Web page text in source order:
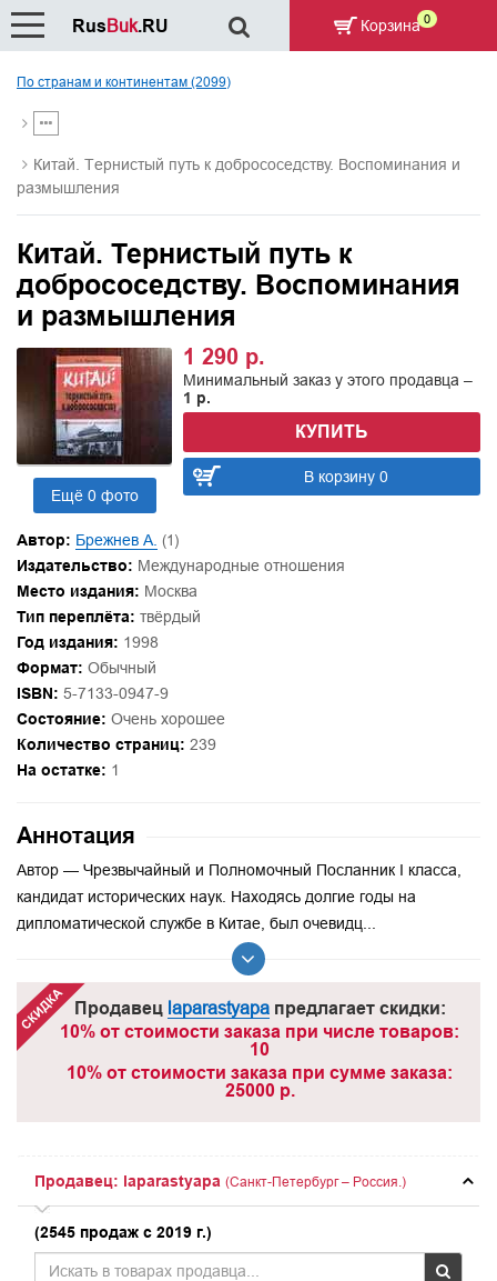
По странам и континентам (2099)
Китай. Тернистый путь к добрососедству. Воспоминания и
размышления
Китай. Тернистый путь к
добрососедству. Воспоминания
и размышления
Ещё 0 фото
1 290 р.
Минимальный заказ у этого продавца –
1 р.
КУПИТЬ
В корзину 0
Автор: Брежнев А. (1)
Издательство: Международные отношения
Место издания: Москва
Тип переплёта: твёрдый
Год издания: 1998
Формат: Обычный
ISBN: 5-7133-0947-9
Состояние: Очень хорошее
Количество страниц: 239
На остатке: 1
Аннотация
Автор — Чрезвычайный и Полномочный Посланник I класса,
кандидат исторических наук. Находясь долгие годы на
дипломатической службе в Китае, был очевидц...
Продавец laparastyapaпредлагает скидки:
10% от стоимости заказа при числе товаров:
10
10% от стоимости заказа при сумме заказа:
25000 р.
Продавец: laparastyapa (Санкт-Петербург – Россия.)
(2545 продаж с 2019 г.)
RusBuk.RU Корзина 0